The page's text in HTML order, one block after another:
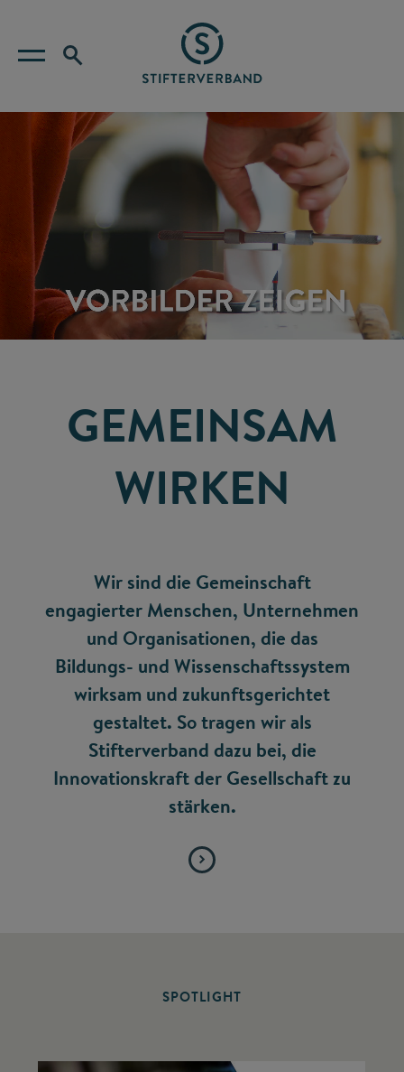
GEMEINSAM
WIRKEN
Wir sind die Gemeinschaft
engagierter Menschen, Unternehmen
und Organisationen, die das
Bildungs- und Wissenschaftssystem
wirksam und zukunftsgerichtet
gestaltet. So tragen wir als
Stifterverband dazu bei, die
Innovationskraft der Gesellschaft zu
stärken.
SPOTLIGHT